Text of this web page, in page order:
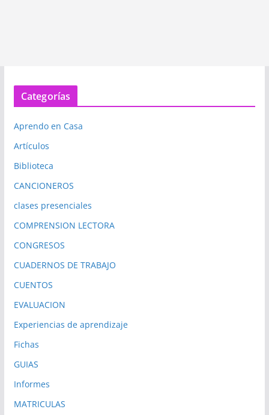
Categorías
Aprendo en Casa
Artículos
Biblioteca
CANCIONEROS
clases presenciales
COMPRENSION LECTORA
CONGRESOS
CUADERNOS DE TRABAJO
CUENTOS
EVALUACION
Experiencias de aprendizaje
Fichas
GUIAS
Informes
MATRICULAS